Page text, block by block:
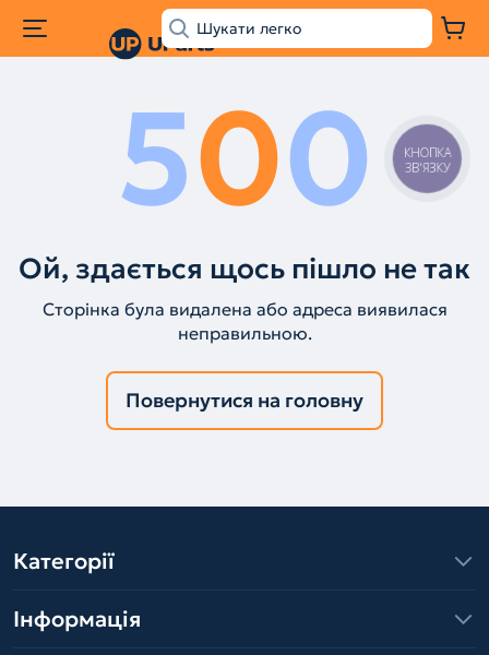
500
Ой, здається щось пішло не так
Сторінка була видалена або адреса виявилася
неправильною.
Повернутися на головну
Категорії
Інформація
КНОПКА
ЗВ'ЯЗКУ